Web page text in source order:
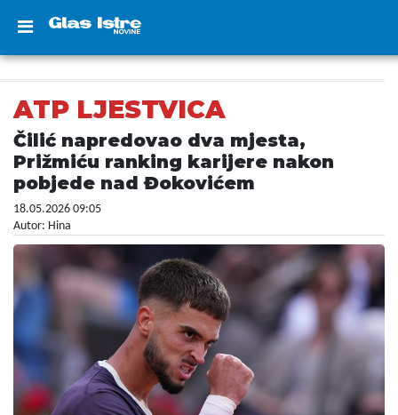
ATP LJESTVICA
Čilić napredovao dva mjesta,
Prižmiću ranking karijere nakon
pobjede nad Đokovićem
18.05.2026 09:05
Autor: Hina